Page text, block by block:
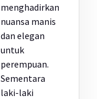
menghadirkan
nuansa manis
dan elegan
untuk
perempuan.
Sementara
laki-laki